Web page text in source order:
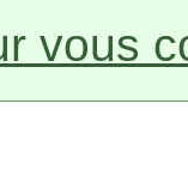
vous